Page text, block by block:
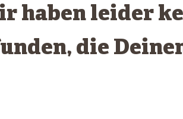
haben leider
die